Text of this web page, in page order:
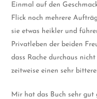
Einmal auf den
Flick noch mehrere
sie etwas heikler und
Privatleben der beiden
dass Rache durchaus
zeitweise einen sehr
Mir hat das Buch sehr gut